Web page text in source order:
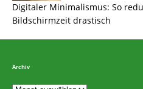
Digitaler Minimalismus: So
Bildschirmzeit drastisch
Archiv